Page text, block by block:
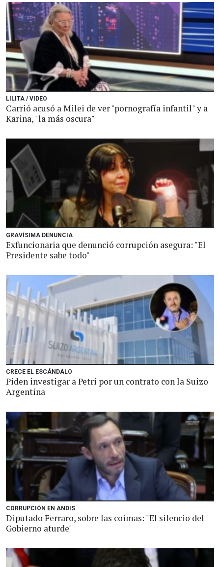
LILITA / VIDEO
Carrió acusó a Milei de ver "pornografía infantil" y a
Karina, "la más oscura"
GRAVÍSIMA DENUNCIA
Exfuncionaria que denunció corrupción asegura: "El
Presidente sabe todo"
CRECE EL ESCÁNDALO
Piden investigar a Petri por un contrato con la Suizo
Argentina
CORRUPCIÓN EN ANDIS
Diputado Ferraro, sobre las coimas: "El silencio del
Gobierno aturde"